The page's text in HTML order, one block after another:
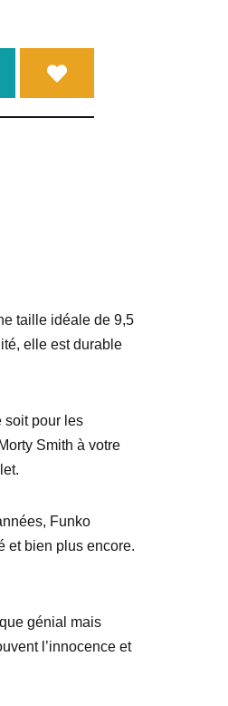
taille idéale de 9,5
elle est durable
soit pour les
Smith à votre
Funko
et bien plus encore.
génial mais
l’innocence et